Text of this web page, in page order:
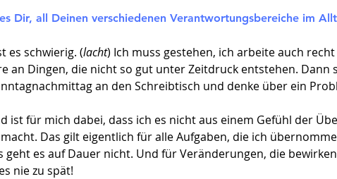
Dir, all Deinen verschiedenen Verantwortungsbereiche im
es schwierig. (lacht) Ich muss gestehen, ich arbeite auch
an Dingen, die nicht so gut unter Zeitdruck entstehen. Dann
an den Schreibtisch und denke über ein
ist für mich dabei, dass ich es nicht aus einem Gefühl der
Das gilt eigentlich für alle Aufgaben, die ich
geht es auf Dauer nicht. Und für Veränderungen, die
nie zu spät!